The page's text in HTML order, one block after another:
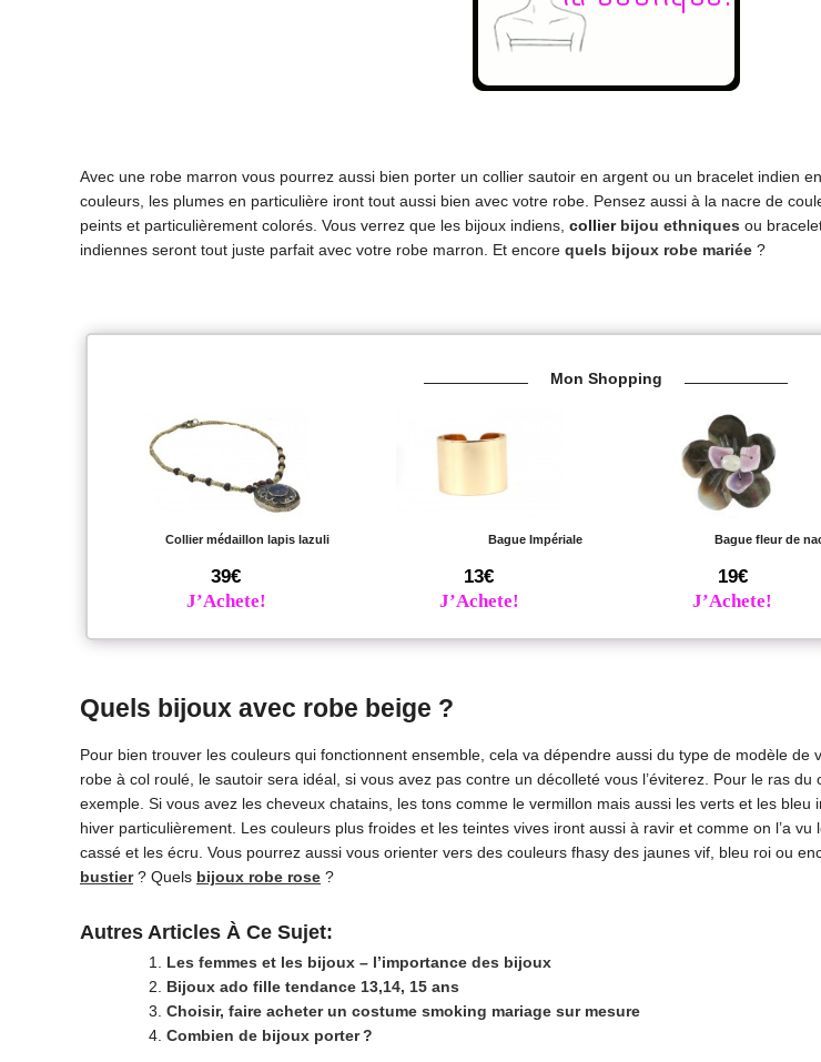
Avec une robe marron vous pourrez aussi bien porter un collier sautoir en argent ou un bracelet indien
couleurs, les plumes en particulière iront tout aussi bien avec votre robe. Pensez aussi à la nacre de
peints et particulièrement colorés. Vous verrez que les bijoux indiens, collier bijou ethniques ou
indiennes seront tout juste parfait avec votre robe marron. Et encore quels bijoux robe mariée ?
Mon Shopping
Collier médaillon lapis lazuli
39€
J’Achete!
Bague Impériale
13€
J’Achete!
Bague fleur de
19€
J’Achete!
Quels bijoux avec robe beige ?
Pour bien trouver les couleurs qui fonctionnent ensemble, cela va dépendre aussi du type de modèle de
robe à col roulé, le sautoir sera idéal, si vous avez pas contre un décolleté vous l’éviterez. Pour le ras
exemple. Si vous avez les cheveux chatains, les tons comme le vermillon mais aussi les verts et les
hiver particulièrement. Les couleurs plus froides et les teintes vives iront aussi à ravir et comme on l’a
cassé et les écru. Vous pourrez aussi vous orienter vers des couleurs fhasy des jaunes vif, bleu roi ou
bustier? Quels bijoux robe rose ?
Autres Articles À Ce Sujet:
Les femmes et les bijoux – l’importance des bijoux
Bijoux ado fille tendance 13,14, 15 ans
Choisir, faire acheter un costume smoking mariage sur mesure
Combien de bijoux porter ?